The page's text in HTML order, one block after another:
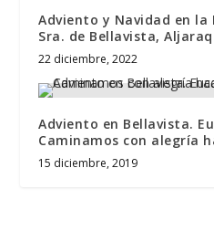
Adviento y Navidad en
Sra. de Bellavista,
22 diciembre, 2022
Adviento en Bellavista.
Caminamos con alegría
15 diciembre, 2019